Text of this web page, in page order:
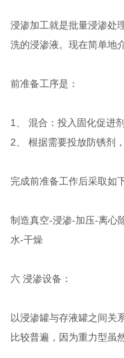
浸渗加工就是批量浸渗处
洗的浸渗液。现在简单地
前准备工序是：
1、 混合：投入固化促进
2、 根据需要投放防锈剂
完成前准备工作后采取如
制造真空-浸渗-加压-离心
水-干燥
六 浸渗设备：
以浸渗罐与存液罐之间关
比较普遍，因为重力型虽